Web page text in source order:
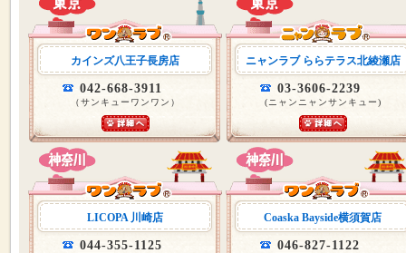
カインズ八王子長房店
042-668-3911
（サンキューワンワン）
ニャンラブ ららテラス北綾瀬店
03-3606-2239
(ニャンニャンサンキュー)
LICOPA 川崎店
044-355-1125
Coaska Bayside横須賀店
046-827-1122